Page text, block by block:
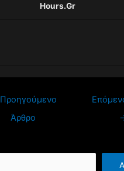
Hours.gr
Προηγούμενο
Άρθρο